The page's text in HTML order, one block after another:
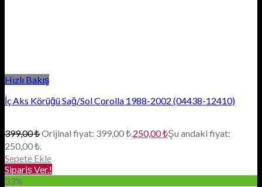
Hızlı Bakış
İç Aks Körüğü Sağ/Sol Corolla 1988-2002 (04438-12410)
399,00₺Orijinal fiyat: 399,00 ₺.250,00₺Şu andaki fiyat:
250,00 ₺.
Sepete Ekle
Sipariş Ver.!
33%